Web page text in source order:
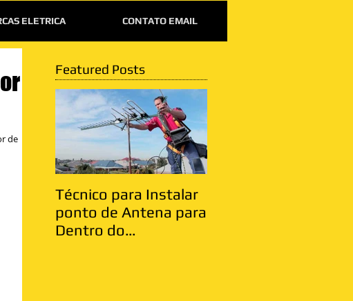
ELETRICA CONTATO EMAIL
de
Featured Posts
Técnico para Instalar
ponto de Antena para
Dentro do